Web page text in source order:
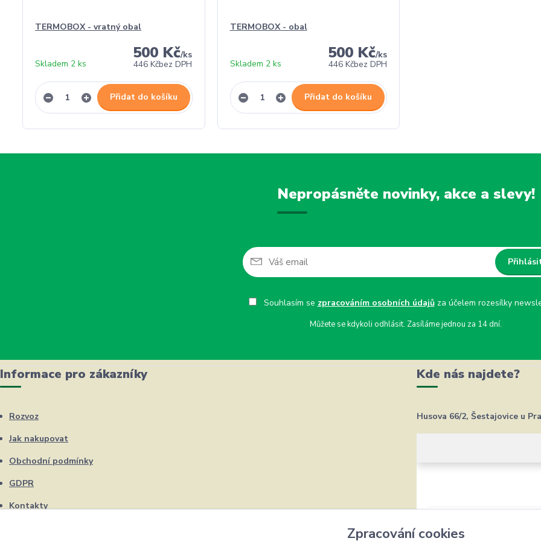
TERMOBOX - vratný obal
500 Kč/ks
446 Kčbez DPH
Skladem 2 ks
Přidat do košíku
TERMOBOX - obal
500 Kč/ks
446 Kčbez DPH
Skladem 2 ks
Přidat do košíku
Nepropásněte novinky, akce a slevy!
Souhlasím se zpracováním osobních údajůza účelem rozesílky
Můžete se kdykoli odhlásit. Zasíláme jednou za 14 dní.
Informace pro zákazníky
Rozvoz
Jak nakupovat
Obchodní podmínky
GDPR
Kontakty
Kde nás najdete?
Husova 66/2, Šestajovice u
Zpracování cookies